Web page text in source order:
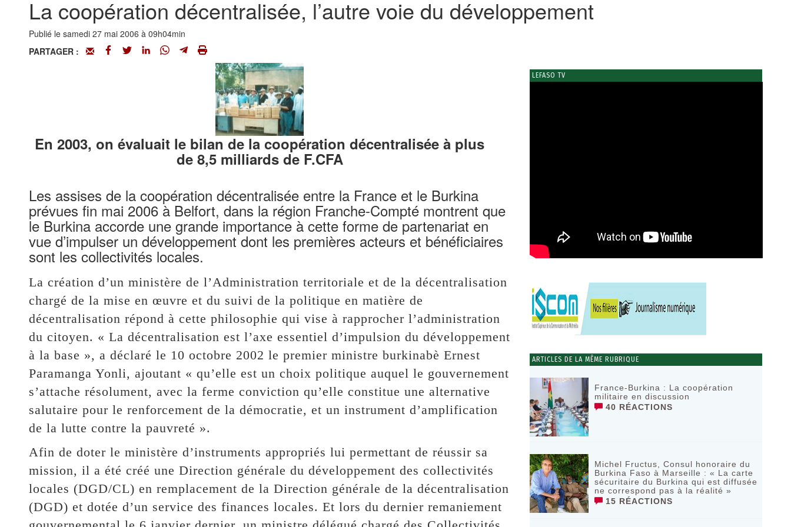
La coopération décentralisée, l’autre voie du développement
Publié le samedi 27 mai 2006 à 09h04min
PARTAGER :
En 2003, on évaluait le bilan de la coopération décentralisée à plus
de 8,5 milliards de F.CFA
Les assises de la coopération décentralisée entre la France et le Burkina
prévues fin mai 2006 à Belfort, dans la région Franche-Compté montrent que
le Burkina accorde une grande importance à cette forme de partenariat en
vue d’impulser un développement dont les premières acteurs et bénéficiaires
sont les collectivités locales.
La création d’un ministère de l’Administration territoriale et de la décentralisation
chargé de la mise en œuvre et du suivi de la politique en matière de
décentralisation répond à cette philosophie qui vise à rapprocher l’administration
du citoyen. « La décentralisation est l’axe essentiel d’impulsion du développement
à la base », a déclaré le 10 octobre 2002 le premier ministre burkinabè Ernest
Paramanga Yonli, ajoutant « qu’elle est un choix politique auquel le gouvernement
s’attache résolument, avec la ferme conviction qu’elle constitue une alternative
salutaire pour le renforcement de la démocratie, et un instrument d’amplification
de la lutte contre la pauvreté ».
Afin de doter le ministère d’instruments appropriés lui permettant de réussir sa
mission, il a été créé une Direction générale du développement des collectivités
locales (DGD/CL) en remplacement de la Direction générale de la décentralisation
(DGD) et dotée d’un service des finances locales. Et lors du dernier remaniement
LEFASO TV
ARTICLES DE LA MÊME RUBRIQUE
France-Burkina : La coopération
militaire en discussion
40 RÉACTIONS
Michel Fructus, Consul honoraire du
Burkina Faso à Marseille : « La carte
sécuritaire du Burkina qui est diffusée
ne correspond pas à la réalité »
15 RÉACTIONS